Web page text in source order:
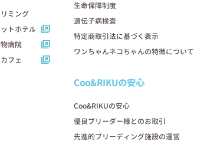
リミング
トホテル
病院
フェ
生命保障制度
遺伝子病検査
特定商取引法に基づく表示
ワンちゃんネコちゃんの特徴について
Coo&RIKUの安心
Coo&RIKUの安心
優良ブリーダー様とのお取引
先進的ブリーディング施設の運営